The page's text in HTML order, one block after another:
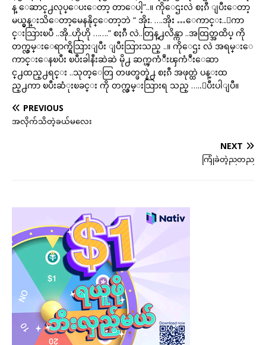
န္ ေဆာင္႕လုပ္ေပးေတာ့ တာေပါ့”..။ ကိုေဌးလဲ စႏၵီ ျပီးေတာ့
မယ္မွန္းသိေတာ့မေနနိုင္ေတာ့ဘဲ “ အိုး. ….အိုး …ေကာင္း..ေကာ
င္းသြားၿပီ ..အို..ဟိုဟို …….” စႏၵီ လဲ..တြန္႕လိန္ကာ ..အထြတ္အထိပ္ ကို
တက္လွမ္းေရာက္ရွိသြားျပီး ျပီးသြားသည္ ..။ ကိုေဌး လဲ အရမ္းေ
ကာင္းေနၿပီး ၿပီးခါနီးဆဲဆဲ မို႕ ဆက္ၾကံဳးၾကံဳးေဆာ
င္႕ထည္႕ရင္း ..သုတ္ေတြ တဖတ္ဖတ္နဲ႕ စႏၵီ အဖုတ္ထဲ ပန္းထ
ည္႕ကာ ၿပီးဆံုးၿခင္း ကို တက္လွမ္းသြားရ သည္ …..ျပီးပါျပီ။
PREVIOUS
အလိုက်သိတဲ့ခယ်မလေး
NEXT
ကြုံခဲတဲ့ညတည